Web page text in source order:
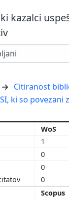
kazalci
Citiranost
ki so povezani
WoS
1
0
0
0
Scopus